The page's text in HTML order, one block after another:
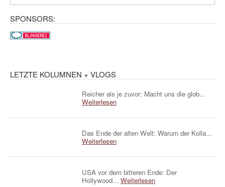
SPONSORS:
LETZTE KOLUMNEN + VLOGS
Reicher als je zuvor: Macht uns die glob...
Weiterlesen
Das Ende der alten Welt: Warum der Kolla...
Weiterlesen
USA vor dem bitteren Ende: Der
Hollywood... Weiterlesen